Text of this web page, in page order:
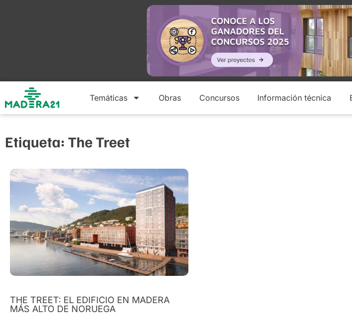
Temáticas Obras Concursos Información técnica
Etiqueta: The Treet
THE TREET: EL EDIFICIO EN MADERA
MÁS ALTO DE NORUEGA